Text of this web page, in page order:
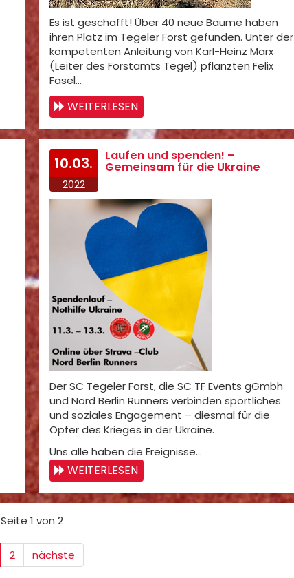
Es ist geschafft! Über 40 neue Bäume haben
ihren Platz im Tegeler Forst gefunden. Unter der
kompetenten Anleitung von Karl-Heinz Marx
(Leiter des Forstamts Tegel) pflanzten Felix
Fasel…
WEITERLESEN
10.03.
2022
Laufen und spenden! –
Gemeinsam für die Ukraine
Der SC Tegeler Forst, die SC TF Events gGmbh
und Nord Berlin Runners verbinden sportliches
und soziales Engagement – diesmal für die
Opfer des Krieges in der Ukraine.
Uns alle haben die Ereignisse…
WEITERLESEN
Seite 1 von 2
2 nächste